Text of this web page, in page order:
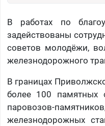
В работах по
задействованы
советов молодёжи,
железнодорожного
В границах
более 100 памятных
паровозов-
железнодорожных